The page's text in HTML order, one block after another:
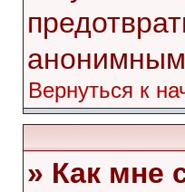
Вернуться к
» Как мне